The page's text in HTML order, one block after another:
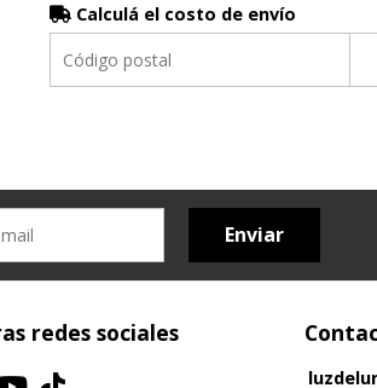
Calculá el costo de envío
Enviar
redes sociales